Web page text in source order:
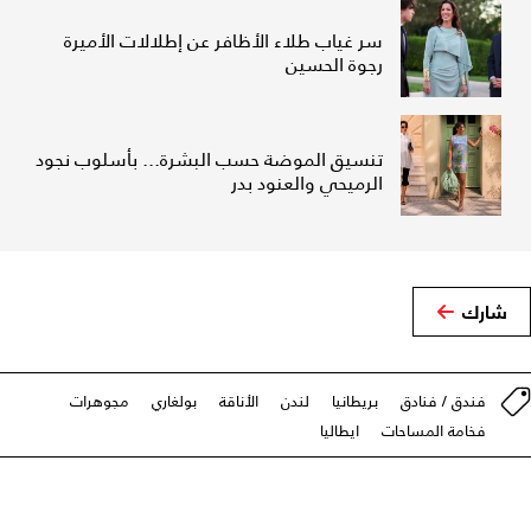
سر غياب طلاء الأظافر عن إطلالات الأميرة
رجوة الحسين
تنسيق الموضة حسب البشرة... بأسلوب نجود
الرميحي والعنود بدر
شارك
فندق / فنادق بريطانيا لندن الأناقة بولغاري
مجوهرات
فخامة المساحات
ايطاليا